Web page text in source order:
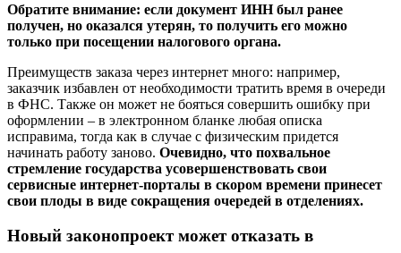
Обратите внимание: если документ ИНН был ранее
получен, но оказался утерян, то получить его можно
только при посещении налогового органа.
Преимуществ заказа через интернет много: например,
заказчик избавлен от необходимости тратить время в очереди
в ФНС. Также он может не бояться совершить ошибку при
оформлении – в электронном бланке любая описка
исправима, тогда как в случае с физическим придется
начинать работу заново. Очевидно, что похвальное
стремление государства усовершенствовать свои
сервисные интернет-порталы в скором времени принесет
свои плоды в виде сокращения очередей в отделениях.
Новый законопроект может отказать в